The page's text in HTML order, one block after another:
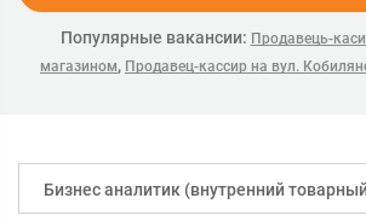
Популярные вакансии: Продавець-
магазином, Продавец-кассир на вул.
Бизнес аналитик (внутренний